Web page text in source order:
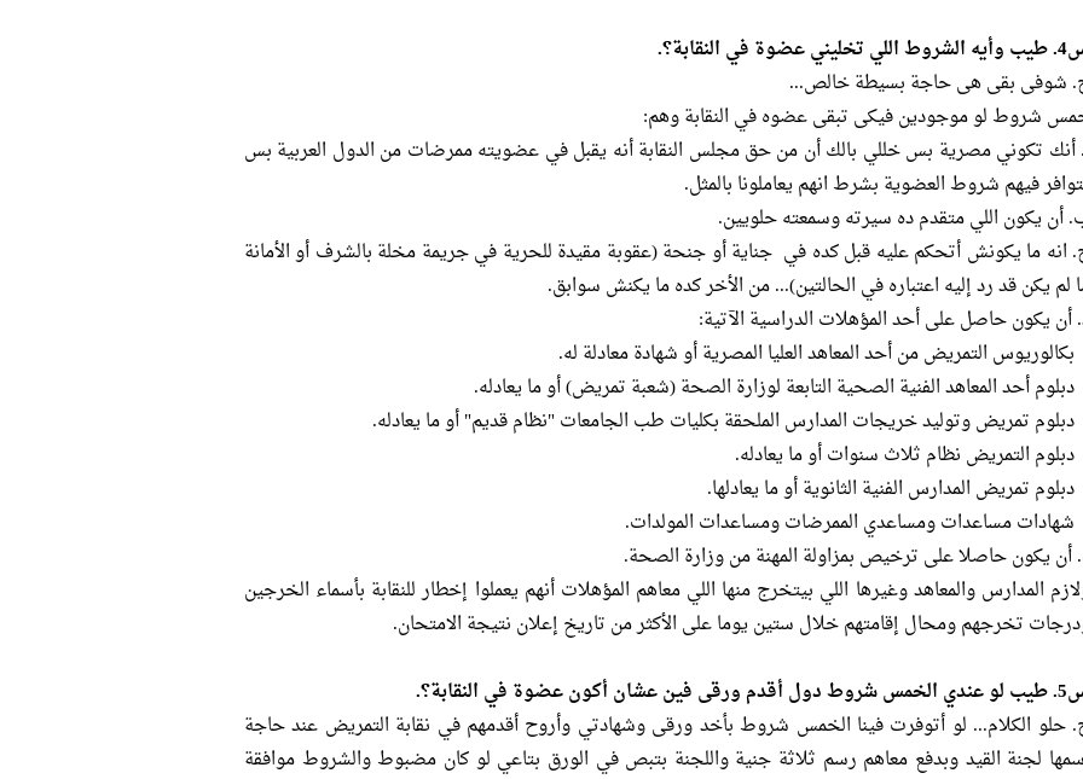
عضوة في النقابة؟.
شوفى بقى هى حاجة بسيطة خالص...
شروط لو موجودين فيكى تبقى عضوه في النقابة وهم:
أنك تكوني مصرية بس خللي بالك أن من حق مجلس النقابة أنه يقبل في عضويته ممرضات من الدول العربية بس
فيهم شروط العضوية بشرط انهم يعاملونا بالمثل.
أن يكون اللي متقدم ده سيرته وسمعته حلويين.
انه ما يكونش أتحكم عليه قبل كده في جناية أو جنحة (عقوبة مقيدة للحرية في جريمة مخلة بالشرف أو الأمانة
لم يكن قد رد إليه اعتباره في الحالتين)... من الأخر كده ما يكنش سوابق.
أن يكون حاصل على أحد المؤهلات الدراسية الآتية:
التمريض من أحد المعاهد العليا المصرية أو شهادة معادلة له.
أحد المعاهد الفنية الصحية التابعة لوزارة الصحة (شعبة تمريض) أو ما يعادله.
تمريض وتوليد خريجات المدارس الملحقة بكليات طب الجامعات "نظام قديم" أو ما يعادله.
التمريض نظام ثلاث سنوات أو ما يعادله.
تمريض المدارس الفنية الثانوية أو ما يعادلها.
مساعدات ومساعدي الممرضات ومساعدات المولدات.
أن يكون حاصلا على ترخيص بمزاولة المهنة من وزارة الصحة.
المدارس والمعاهد وغيرها اللي بيتخرج منها اللي معاهم المؤهلات أنهم يعملوا إخطار للنقابة بأسماء الخرجين
تخرجهم ومحال إقامتهم خلال ستين يوما على الأكثر من تاريخ إعلان نتيجة الامتحان.
عشان أكون عضوة في النقابة؟.
حلو الكلام... لو أتوفرت فينا الخمس شروط بأخد ورقى وشهادتي وأروح أقدمهم في نقابة التمريض عند حاجة
لجنة القيد وبدفع معاهم رسم ثلاثة جنية واللجنة بتبص في الورق بتاعي لو كان مضبوط والشروط موافقة